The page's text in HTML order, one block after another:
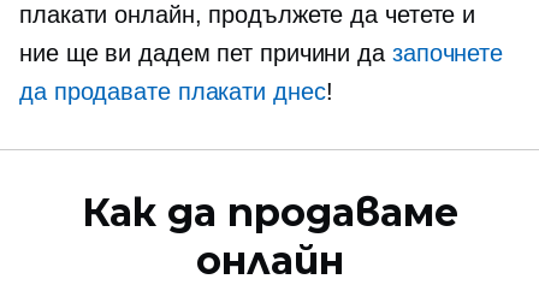
плакати онлайн, продължете да четете и
ние ще ви дадем пет причини да започнете
да продавате плакати днес!
Как да продаваме
онлайн